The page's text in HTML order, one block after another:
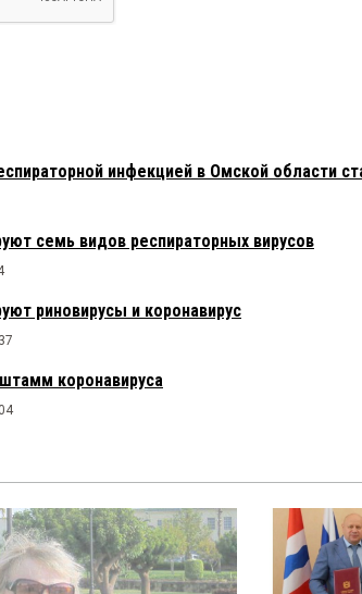
инфекцией в Омской области
семь видов респираторных вирусов
риновирусы и коронавирус
коронавируса